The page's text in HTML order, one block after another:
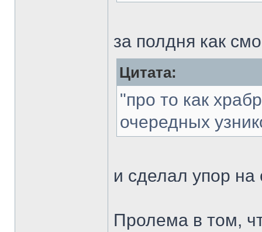
за полдня как
Цитата:
"про то как
очередных
и сделал упор
Пролема в том,